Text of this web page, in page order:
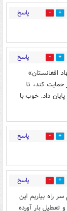
0 پاسخ
0 پاسخ
افغانستان»
کند، تا
داد. خوب با
0 پاسخ
0 پاسخ
راه بیاریم این
تعطیل بار آورده